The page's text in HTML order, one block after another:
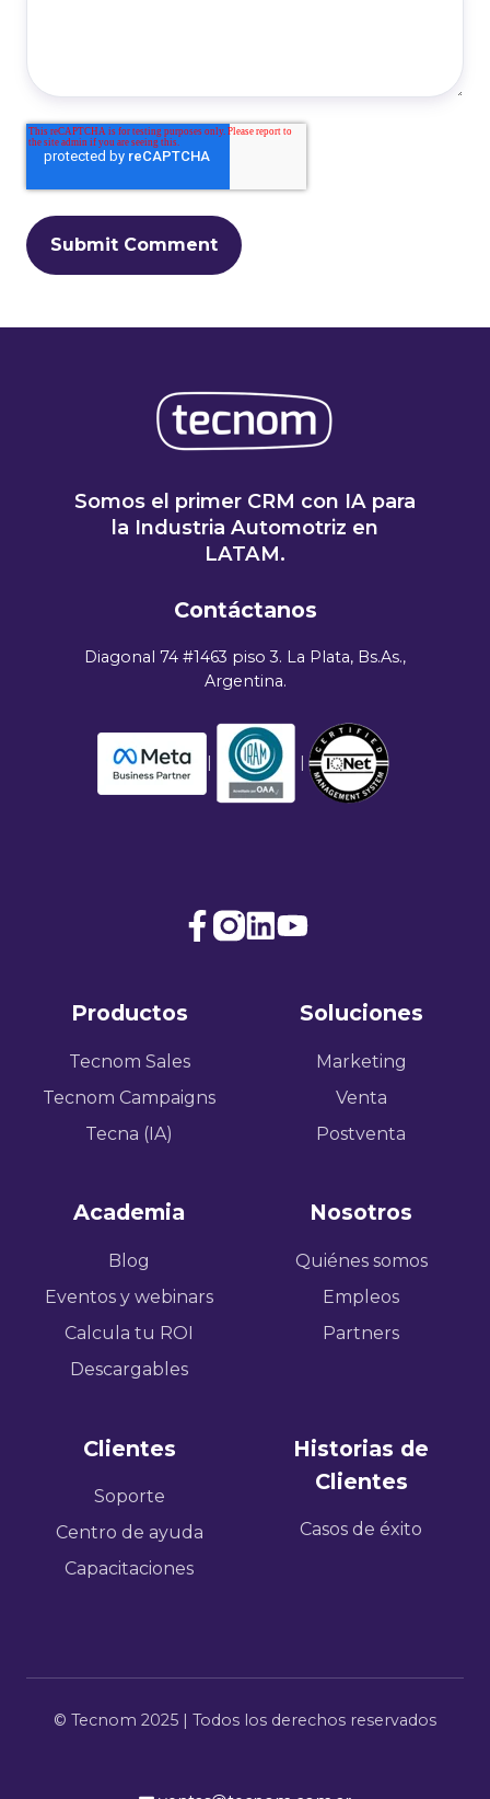
Somos el primer CRM con IA para
la Industria Automotriz en
LATAM.
Contáctanos
Diagonal 74 #1463 piso 3. La Plata, Bs.As.,
Argentina.
| |
JoinBrowse
projects
Productos
Tecnom Sales
Tecnom Campaigns
Tecna (IA)
Soluciones
Marketing
Venta
Postventa
Academia
Blog
Eventos y webinars
Calcula tu ROI
Descargables
Nosotros
Quiénes somos
Empleos
Partners
Clientes
Soporte
Centro de ayuda
Capacitaciones
Historias de
Clientes
Casos de éxito
© Tecnom 2025 | Todos los derechos reservados